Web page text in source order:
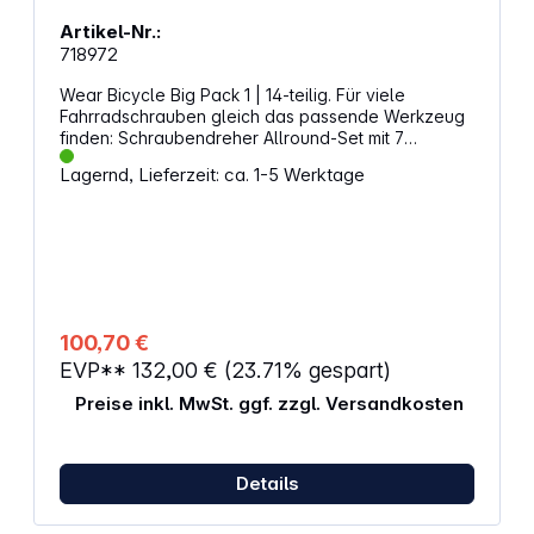
Artikel-Nr.:
718972
Wear Bicycle Big Pack 1 | 14‑teilig. Für viele
Fahrradschrauben gleich das passende Werkzeug
finden: Schraubendreher Allround-Set mit 7
Quergriff-Schraubendrehern, 5 Kraftform
Schraubendrehern und 2 Schraubmeißeln mit
Spitze von Wera Lasertip-Schraubendrehern wird
mit Laserstrahlen mikroskopisch fein aufgeraut.
Diese raue Oberfläche "beißt" sich förmlich im
Schraubenkopf fest. Das unbeabsichtigte
Herausrutschen gehört der Vergangenheit an. Take
nach Profilen und Größenstempelung - zum
einfachen und schnellen Finden des benötigten
Werkzeugs. Quergriffe mit Haltefunktion zum
sicheren Halt der Innensechskant-Schraube auf
Lagernd, Lieferzeit: ca. 1-5 Werktage
100,70 €
EVP** 132,00 € (23.71% gespart)
Preise inkl. MwSt. ggf. zzgl. Versandkosten
Details